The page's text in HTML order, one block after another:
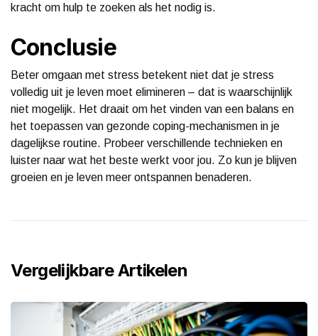
kracht om hulp te zoeken als het nodig is.
Conclusie
Beter omgaan met stress betekent niet dat je stress
volledig uit je leven moet elimineren – dat is waarschijnlijk
niet mogelijk. Het draait om het vinden van een balans en
het toepassen van gezonde coping-mechanismen in je
dagelijkse routine. Probeer verschillende technieken en
luister naar wat het beste werkt voor jou. Zo kun je blijven
groeien en je leven meer ontspannen benaderen.
Vergelijkbare Artikelen